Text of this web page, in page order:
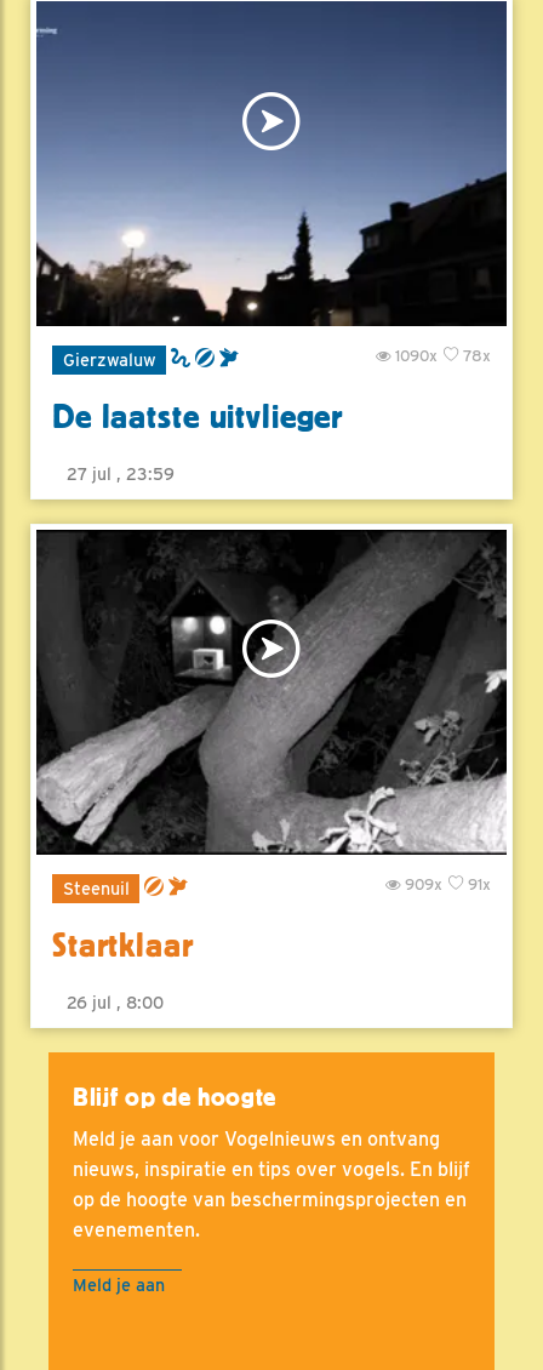
Gierzwaluw 78x
1090x
De laatste uitvlieger
27 jul , 23:59
Steenuil 91x
909x
Startklaar
26 jul , 8:00
Blijf op de hoogte
Meld je aan voor Vogelnieuws en ontvang
nieuws, inspiratie en tips over vogels. En blijf
op de hoogte van beschermingsprojecten en
evenementen.
Meld je aan